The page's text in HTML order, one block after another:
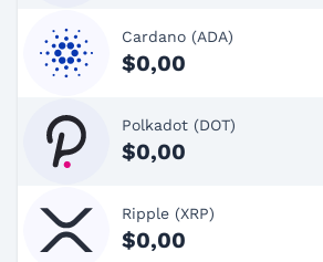
Cardano (ADA)
$0,00
Polkadot (DOT)
$0,00
Ripple (XRP)
$0,00